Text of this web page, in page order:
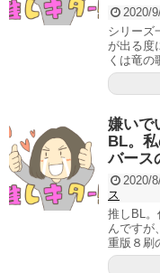
2020/
シリーズ
が出る度
くは竜の
嫌い
BL。
バース
2020/
ス
推しBL
んですが
重版８刷